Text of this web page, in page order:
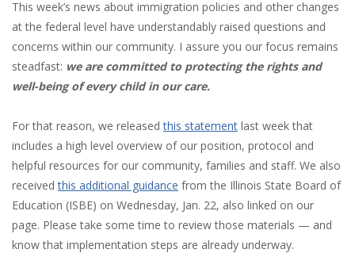
This week’s news about immigration policies and other changes
at the federal level have understandably raised questions and
concerns within our community. I assure you our focus remains
steadfast: we are committed to protecting the rights and
well-being of every child in our care.
For that reason, we releasedthis statement last week that
includes a high level overview of our position, protocol and
helpful resources for our community, families and staff. We also
receivedthis additional guidance from the Illinois State Board of
Education (ISBE) on Wednesday, Jan. 22, also linked on our
page. Please take some time to review those materials — and
know that implementation steps are already underway.